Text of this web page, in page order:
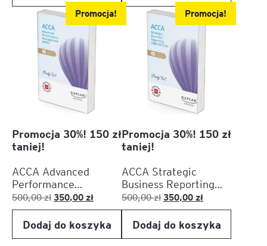
500,00 zł.
350,00 zł.
500,00 zł.
Promocja!
Promocja 30%! 150 zł
taniej!
ACCA Advanced
Performance
Management (APM) –
Printed Version
(Study Text, Exam
Kit, Pocket Notes)
500,00zł Pierwotna
cena
wynosiła:
500,00 zł.
350,00 złAktualna
cena
wynosi:
350,00 zł.
Dodaj do koszyka
Promocja!
Promocja 30%! 150 zł
taniej!
ACCA Strategic
Business Reporting
(SBR) – Printed
Version (Study Text,
Exam Kit, Pocket
500,00zł Pierwotna
cena
wynosiła:
500,00 zł.
350,00 złAktualna
cena
wynosi:
350,00 zł.
Dodaj do koszyka